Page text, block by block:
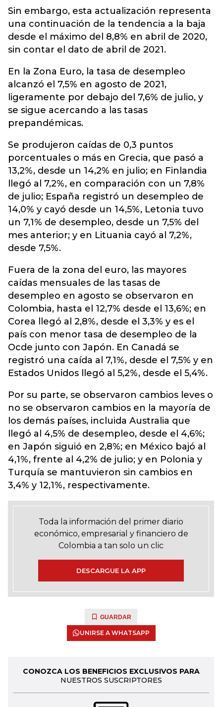
Sin embargo, esta actualización representa
una continuación de la tendencia a la baja
desde el máximo del 8,8% en abril de 2020,
sin contar el dato de abril de 2021.
En la Zona Euro, la tasa de desempleo
alcanzó el 7,5% en agosto de 2021,
ligeramente por debajo del 7,6% de julio, y
se sigue acercando a las tasas
prepandémicas.
Se produjeron caídas de 0,3 puntos
porcentuales o más en Grecia, que pasó a
13,2%, desde un 14,2% en julio; en Finlandia
llegó al 7,2%, en comparación con un 7,8%
de julio; España registró un desempleo de
14,0% y cayó desde un 14,5%, Letonia tuvo
un 7,1% de desempleo, desde un 7,5% del
mes anterior; y en Lituania cayó al 7,2%,
desde 7,5%.
Fuera de la zona del euro, las mayores
caídas mensuales de las tasas de
desempleo en agosto se observaron en
Colombia, hasta el 12,7% desde el 13,6%; en
Corea llegó al 2,8%, desde el 3,3% y es el
país con menor tasa de desempleo de la
Ocde junto con Japón. En Canadá se
registró una caída al 7,1%, desde el 7,5% y en
Estados Unidos llegó al 5,2%, desde el 5,4%.
Por su parte, se observaron cambios leves o
no se observaron cambios en la mayoría de
los demás países, incluida Australia que
llegó al 4,5% de desempleo, desde el 4,6%;
en Japón siguió en 2,8%; en México bajó al
4,1%, frente al 4,2% de julio; y en Polonia y
Turquía se mantuvieron sin cambios en
3,4% y 12,1%, respectivamente.
Toda la información del primer diario
económico, empresarial y financiero de
Colombia a tan solo un clic
DESCARGUE LA APP
GUARDAR
UNIRSE A WHATSAPP
CONOZCA LOS BENEFICIOS EXCLUSIVOS PARA
NUESTROS SUSCRIPTORES